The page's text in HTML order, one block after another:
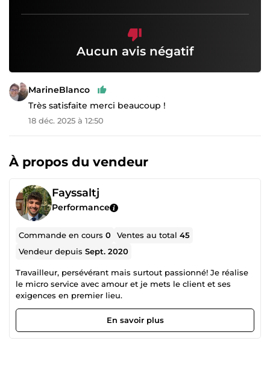
Aucun avis négatif
MarineBlanco
Très satisfaite merci beaucoup !
18 déc. 2025 à 12:50
À propos du vendeur
Fayssaltj
Performance
Commande en cours0 Ventes au total45
Vendeur depuisSept. 2020
Travailleur, persévérant mais surtout passionné! Je réalise
le micro service avec amour et je mets le client et ses
exigences en premier lieu.
En savoir plus